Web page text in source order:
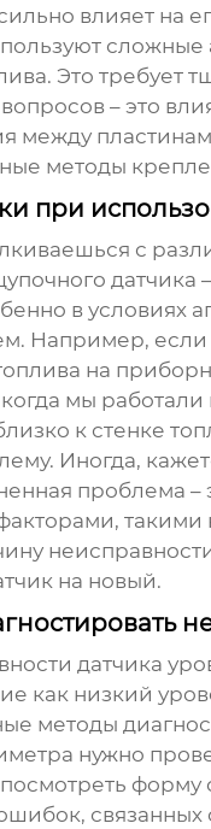
влияет на
Это требует
– это
между
методы
при
с
датчика
в условиях
Например, если
на
мы работали
к стенке
Иногда,
проблема –
на новый.
датчика
как низкий
методы
нужно
форму
связанных